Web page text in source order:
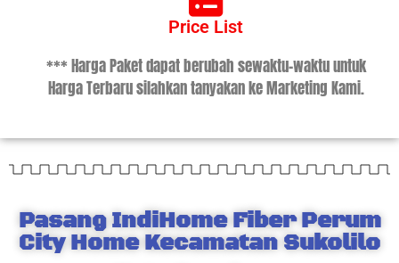
Price List
*** Harga Paket dapat berubah sewaktu-waktu untuk
Harga Terbaru silahkan tanyakan ke Marketing Kami.
Pasang IndiHome Fiber Perum
City Home Kecamatan Sukolilo